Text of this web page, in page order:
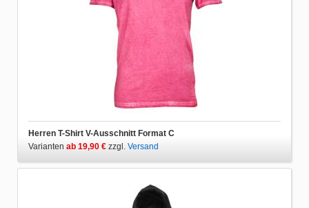
Herren T-Shirt V-Ausschnitt Format C
Varianten ab 19,90 € zzgl. Versand